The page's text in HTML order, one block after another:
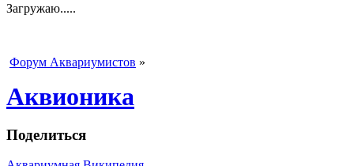
Загружаю.....
Форум Аквариумистов »
Аквионика
Поделиться